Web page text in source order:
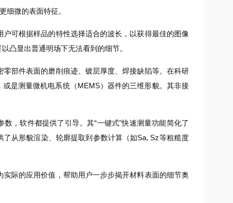
细微的表面特征。
可根据样品的特性选择适合的波长，以获得最佳的图像
凸显出普通明场下无法看到的细节。
部件表面的磨削痕迹、镀层厚度、焊接缺陷等。在科研
是测量微机电系统（MEMS）器件的三维形貌。其非接
，软件都提供了引导。其“一键式"快速测量功能简化了
从形貌渲染、轮廓提取到参数计算（如Sa, Sz等粗糙度
际的应用价值，帮助用户一步步揭开材料表面的细节奥